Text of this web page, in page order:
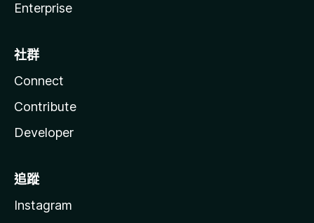
Enterprise
社群
Connect
Contribute
Developer
追蹤
Instagram